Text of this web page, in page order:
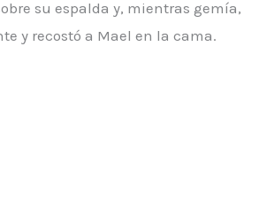
su espalda y, mientras gemía,
y recostó a Mael en la cama.